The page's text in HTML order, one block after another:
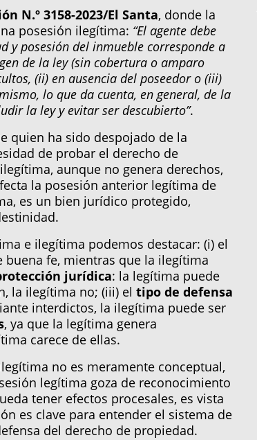
N.º 3158-2023/El Santa, donde la
posesión ilegítima: “El agente debe
y posesión del inmueble corresponde a
de la ley (sin cobertura o amparo
(ii) en ausencia del poseedor o (iii)
lo que da cuenta, en general, de la
la ley y evitar ser descubierto”.
quien ha sido despojado de la
de probar el derecho de
aunque no genera derechos,
la posesión anterior legítima de
es un bien jurídico protegido,
e ilegítima podemos destacar: (i) el
fe, mientras que la ilegítima
jurídica: la legítima puede
la ilegítima no; (iii) eltipo de defensa
interdictos, la ilegítima puede ser
, ya que la legítima genera
carece de ellas.
no es meramente conceptual,
legítima goza de reconocimiento
tener efectos procesales, es vista
es clave para entender el sistema de
del derecho de propiedad.